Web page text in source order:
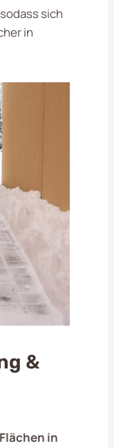
sich
in
&
in